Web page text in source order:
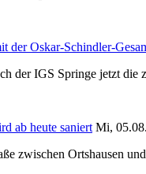
Oskar-Schindler-
der IGS Springe jetzt
ab heute saniert Mi,
zwischen Ortshausen